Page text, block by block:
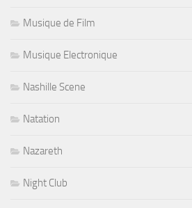
Musique de Film
Musique Electronique
Nashille Scene
Natation
Nazareth
Night Club